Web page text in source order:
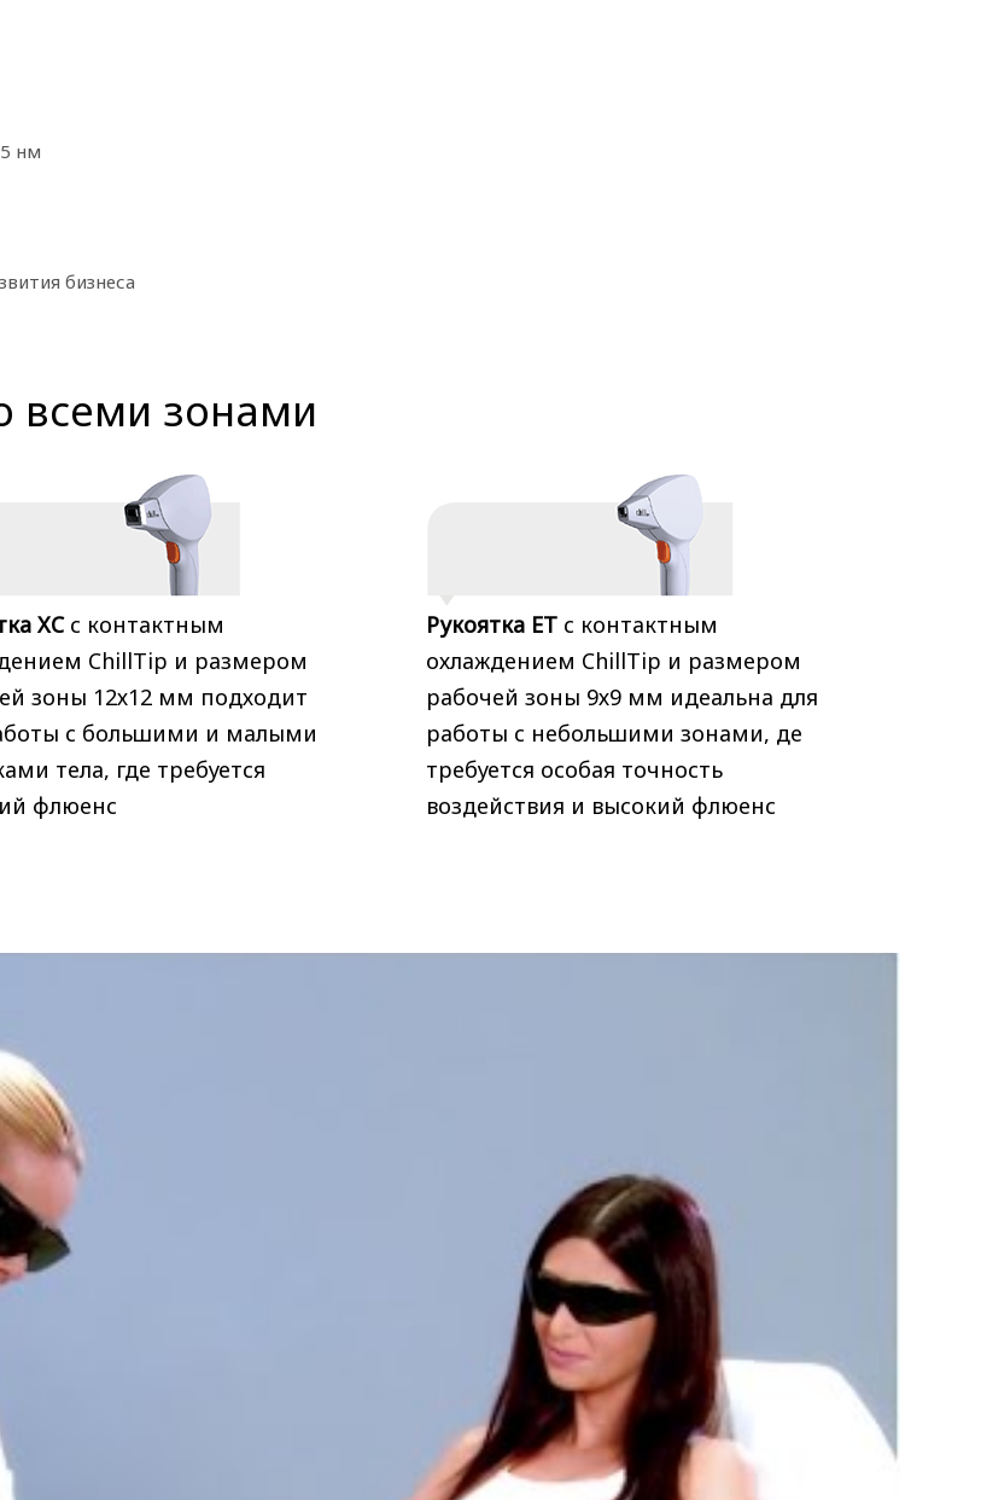
нм
бизнеса
всеми зонами
XCс контактным
ChillTip и размером
зоны 12х12 мм подходит
с большими и малыми
тела, где требуется
флюенс
Рукоятка ETс контактным
охлаждением ChillTip и размером
рабочей зоны 9х9 мм идеальна для
работы с небольшими зонами, де
требуется особая точность
воздействия и высокий флюенс